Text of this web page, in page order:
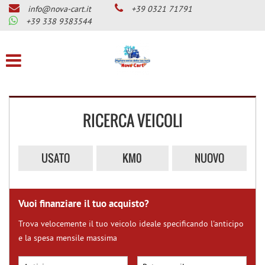
CHI SIAMO
LISTA VEICOLI
OFFICINA MAGNETI MARELLI
CENTRO BENZINA-GPL E
DIESEL-GPL
CENTRO GUIDOSIMPLEX PER
DISABILITA’
GANCI DI TRAINO
info@nova-cart.it
+39 0321 71791
+39 338 9383544
RICERCA VEICOLI
USATO KM0 NUOVO
Vuoi finanziare il tuo acquisto?
Trova velocemente il tuo veicolo ideale specificando l'anticipo
e la spesa mensile massima
Le
di
consenso
esprimere
preferenze
di
consenso
alle
tecnologie
di